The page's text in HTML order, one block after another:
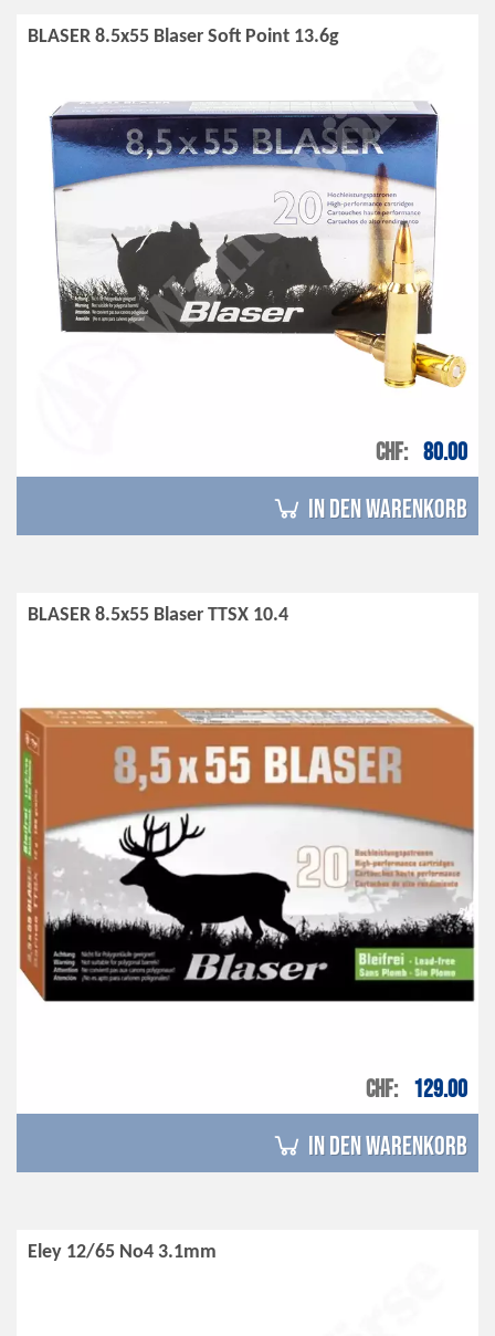
BLASER 8.5x55 Blaser Soft Point 13.6g
CHF 80.00
in den Warenkorb
BLASER 8.5x55 Blaser TTSX 10.4
CHF 129.00
in den Warenkorb
Eley 12/65 No4 3.1mm